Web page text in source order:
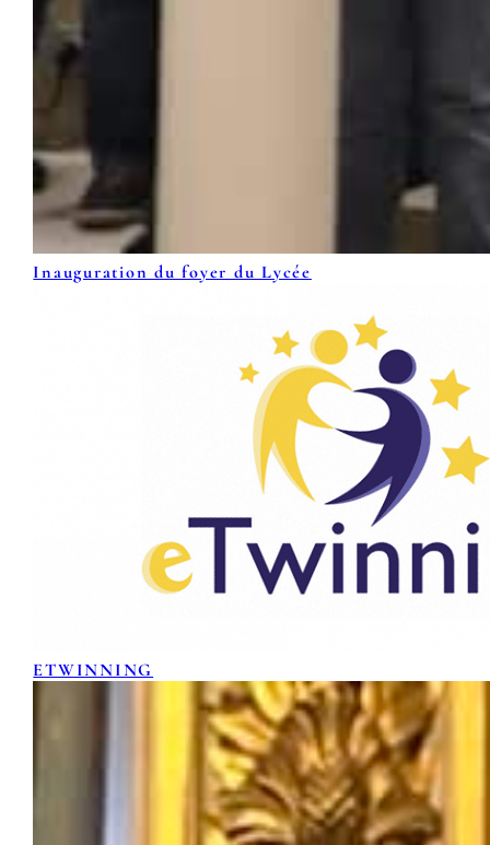
Inauguration du foyer du Lycée
ETWINNING